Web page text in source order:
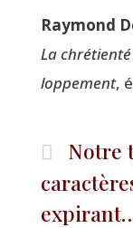
Ray­mond
La
lop­pe­ment,
Notre